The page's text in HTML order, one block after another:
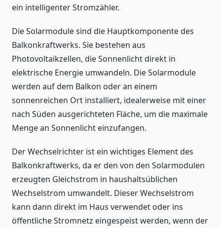
ein intelligenter Stromzähler.
Die Solarmodule sind die Hauptkomponente des
Balkonkraftwerks. Sie bestehen aus
Photovoltaikzellen, die Sonnenlicht direkt in
elektrische Energie umwandeln. Die Solarmodule
werden auf dem Balkon oder an einem
sonnenreichen Ort installiert, idealerweise mit einer
nach Süden ausgerichteten Fläche, um die maximale
Menge an Sonnenlicht einzufangen.
Der Wechselrichter ist ein wichtiges Element des
Balkonkraftwerks, da er den von den Solarmodulen
erzeugten Gleichstrom in haushaltsüblichen
Wechselstrom umwandelt. Dieser Wechselstrom
kann dann direkt im Haus verwendet oder ins
öffentliche Stromnetz eingespeist werden, wenn der